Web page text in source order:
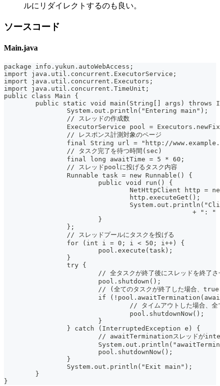
ルにリダイレクトするのも良い。
ソースコード
Main.java
package info.yukun.autoWebAccess;
import java.util.concurrent.ExecutorService;
import java.util.concurrent.Executors;
import java.util.concurrent.TimeUnit;
public class Main {
public static void main(String[] args) throws
		System.out.println("Entering main");
		// スレッドの作成数
ExecutorService pool =
		// レスポンス計測対象のページ
final String url = "http://
		// タスク完了を待つ時間(sec)
		final long awaitTime = 5 * 60;
		// スレッドpoolに投げるタスク内容
		Runnable task = new Runnable() {
			public void run() {
NetHttpClient http =
				http.executeGet();
+
			}
		};
		// スレッドプールにタスクを投げる
		for (int i = 0; i < 50; i++) {
			pool.execute(task);
		}
		try {
// 全タスクが終了後にスレッドを終了
			pool.shutdown();
// (全てのタスクが終了した場合、
if
// タイムアウトした場合
				pool.shutdownNow();
			}
		} catch (InterruptedException e) {
// awaitTerminationスレッドが
			pool.shutdownNow();
		}
		System.out.println("Exit main");
	}
}